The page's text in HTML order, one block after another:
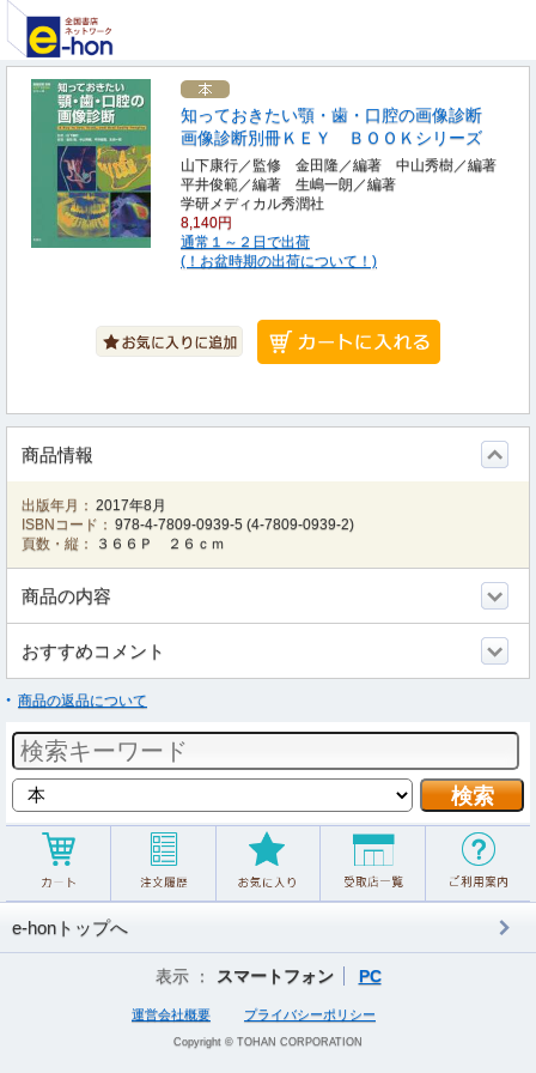
知っておきたい顎・歯・口腔の画像診断
画像診断別冊ＫＥＹ ＢＯＯＫシリーズ
山下康行／監修 金田隆／編著 中山秀樹／編著
平井俊範／編著 生嶋一朗／編著
学研メディカル秀潤社
8,140円
通常１～２日で出荷
(！お盆時期の出荷について！)
商品情報
出版年月： 2017年8月
ISBNコード： 978-4-7809-0939-5 (4-7809-0939-2)
頁数・縦：
３６６Ｐ ２６ｃｍ
商品の内容
おすすめコメント
商品の返品について
e-honトップへ
表示 ： スマートフォン PC
運営会社概要 プライバシーポリシー
Copyright © TOHAN CORPORATION